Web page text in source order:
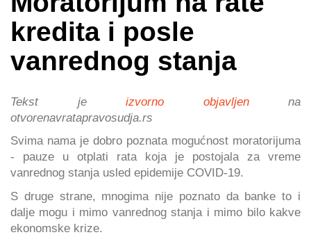
kredita i posle
vanrednog stanja
Tekst je izvorno objavljenna
otvorenavratapravosudja.rs
Svima nama je dobro poznata mogućnost moratorijuma
- pauze u otplati rata koja je postojala za vreme
vanrednog stanja usled epidemije COVID-19.
S druge strane, mnogima nije poznato da banke to i
dalje mogu i mimo vanrednog stanja i mimo bilo kakve
ekonomske krize.